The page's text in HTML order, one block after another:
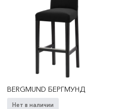
BERGMUND БЕРГМУНД
Нет в наличии